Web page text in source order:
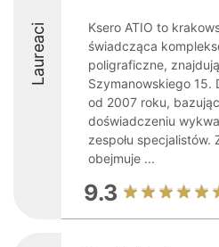
Laureaci
Ksero ATIO to
świadcząca
poligraficzne,
Szymanowskiego 15.
od 2007 roku,
doświadczeniu
zespołu specjalistów.
obejmuje ...
9.3